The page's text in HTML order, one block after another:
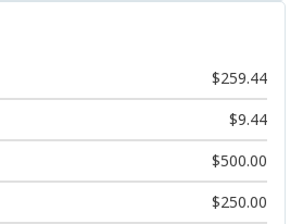
$259.44
$9.44
$500.00
$250.00